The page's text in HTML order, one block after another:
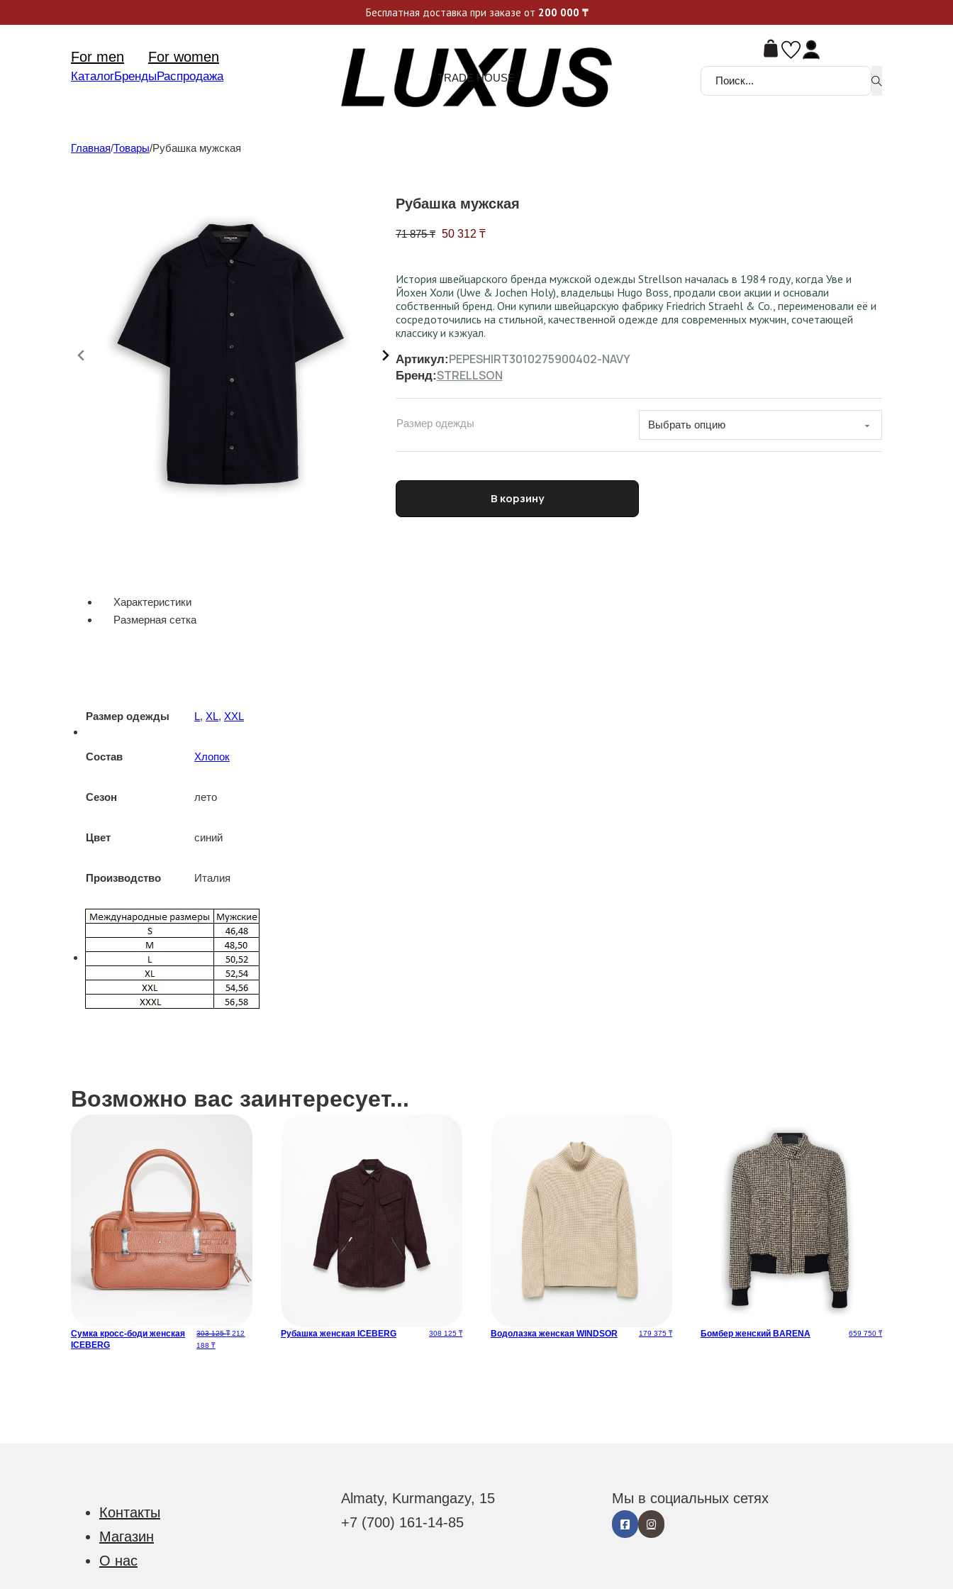
Уникальные акции и спецпредложения каждую неделю, не пропусти свой шанс
For men For women
КаталогБрендыРаспродажа TRADE HOUSE Поиск ...
Главная/Товары/Рубашка мужская
Рубашка мужская
71 875₸ Первоначальная цена составляла 71 875 ₸.
50 312 ₸Текущая цена: 50 312 ₸.
История швейцарского бренда мужской одежды Strellson началась в 1984 году, когда Уве и
Йохен Холи (Uwe & Jochen Holy), владельцы Hugo Boss, продали свои акции и основали
собственный бренд. Они купили швейцарскую фабрику Friedrich Straehl & Co., переименовали её и
сосредоточились на стильной, качественной одежде для современных мужчин, сочетающей
классику и кэжуал.
Артикул:PEPESHIRT3010275900402-NAVY
Бренд:STRELLSON
Размер одежды
Количество товара Рубашка мужская
В корзину
Характеристики
Размерная сетка
Размер одежды L, XL, XXL
Состав Хлопок
Сезон лето
Цвет синий
Производство Италия
Возможно вас заинтересует...
Сумка кросс-боди женская
ICEBERG
303 125₸ Первоначальная цена составляла 303 125 ₸.
212
188₸Текущая цена: 212 188 ₸.
Рубашка женская ICEBERG 308 125 ₸ Водолазка женская WINDSOR 179 375 ₸ Бомбер женский BARENA 659 750 ₸
Контакты
Магазин
О нас
Almaty, Kurmangazy, 15
+7 (700) 161-14-85
Мы в социальных сетях
Бесплатная доставка при заказе от 200 000 ₸